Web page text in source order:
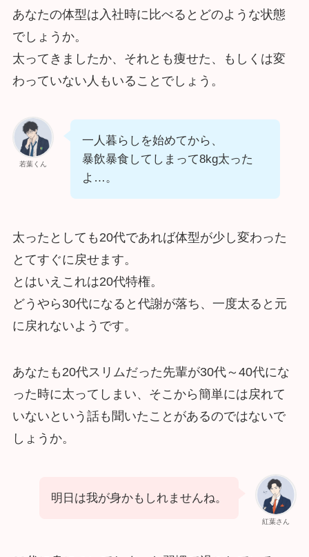
あなたの体型は入社時に比べるとどのような状態
でしょうか。
太ってきましたか、それとも痩せた、もしくは変
わっていない人もいることでしょう。
若葉くん
一人暮らしを始めてから、
暴飲暴食してしまって8kg太った
よ…。
太ったとしても20代であれば体型が少し変わった
とてすぐに戻せます。
とはいえこれは20代特権。
どうやら30代になると代謝が落ち、一度太ると元
に戻れないようです。
あなたも20代スリムだった先輩が30代～40代にな
った時に太ってしまい、そこから簡単には戻れて
いないという話も聞いたことがあるのではないで
しょうか。
紅葉さん
明日は我が身かもしれませんね。